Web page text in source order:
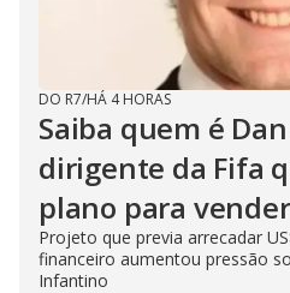
DO R7/HÁ 4 HORAS
Saiba quem é Dan
dirigente da Fifa
plano para
Projeto que previa arrecadar
financeiro aumentou pressão
Infantino